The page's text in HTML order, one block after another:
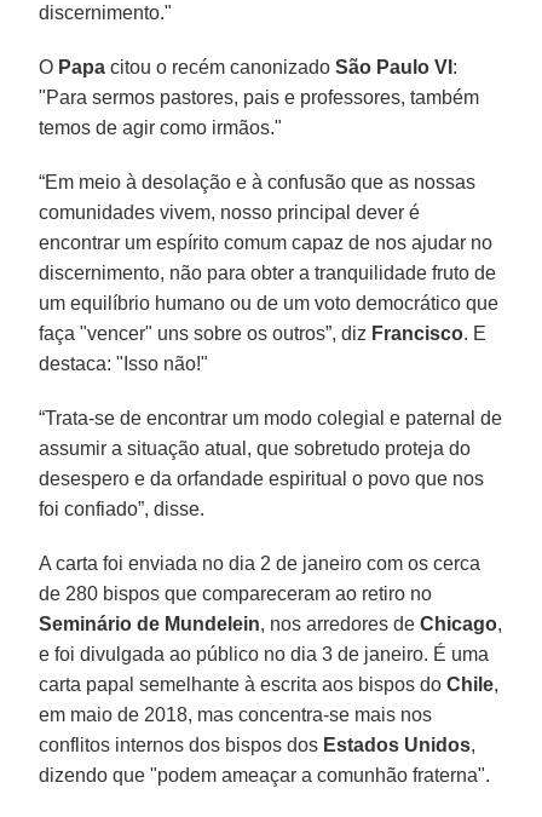
discernimento."
O Papa citou o recém canonizado São Paulo VI :
"Para sermos pastores, pais e professores, também
temos de agir como irmãos."
“Em meio à desolação e à confusão que as nossas
comunidades vivem, nosso principal dever é
encontrar um espírito comum capaz de nos ajudar no
discernimento, não para obter a tranquilidade fruto de
um equilíbrio humano ou de um voto democrático que
faça "vencer" uns sobre os outros”, diz Francisco. E
destaca: "Isso não!"
“Trata-se de encontrar um modo colegial e paternal de
assumir a situação atual, que sobretudo proteja do
desespero e da orfandade espiritual o povo que nos
foi confiado”, disse.
A carta foi enviada no dia 2 de janeiro com os cerca
de 280 bispos que compareceram ao retiro no
Seminário de Mundelein, nos arredores deChicago,
e foi divulgada ao público no dia 3 de janeiro. É uma
carta papal semelhante à escrita aos bispos doChile,
em maio de 2018, mas concentra-se mais nos
conflitos internos dos bispos dos Estados Unidos,
dizendo que "podem ameaçar a comunhão fraterna".